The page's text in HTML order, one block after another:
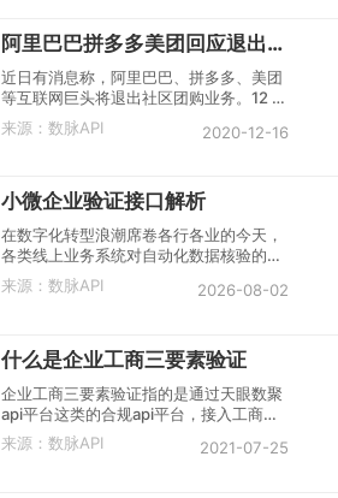
阿里巴巴拼多多美团回应退出社区团购
近日有消息称，阿里巴巴、拼多多、美团
等互联网巨头将退出社区团购业务。12 月
12 日下午，第一财经记者向上述企业求
证，阿里巴巴旗下的盒马回复称：“谣言”;
来源：数脉API 2020-12-16
小微企业验证接口解析
在数字化转型浪潮席卷各行各业的今天，
各类线上业务系统对自动化数据核验的需
求日益迫切。尤其是在涉及企事业单位合
作、金融机构放贷、政府招标采购等场景
控制风险、享受政策优惠的关键一环。而
仅耗时费力，且容易因信息更新滞后导致
误判。这种矛盾催生了对企业身份“秒级
验证”的需求——小微企业验证API正是在
这一背景下应运而生的数字化解决方案。
来源：数脉API 2026-08-02
什么是企业工商三要素验证
企业工商三要素验证指的是通过天眼数聚
api平台这类的合规api平台，接入工商总
局数据库，对企业的名称、统一社会信用
代码以及法人姓名进行一致性核验。
来源：数脉API 2021-07-25